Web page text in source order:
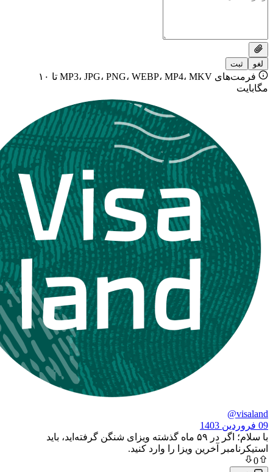
فرمت‌های MP3، JPG، PNG، WEBP، MP4، MKV تا ۱۰
با سلام؛ اگر در ۵۹ ماه گذشته ویزای شنگن گرفته‌اید، باید
آخرین ویزا را وارد کنید.